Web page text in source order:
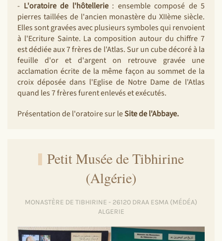
- L'oratoire de l'hôtellerie: ensemble composé de 5
pierres taillées de l'ancien monastère du XIIème siècle.
Elles sont gravées avec plusieurs symboles qui renvoient
à l'Ecriture Sainte. La composition autour du chiffre 7
est dédiée aux 7 frères de l'Atlas. Sur un cube décoré à la
feuille d'or et d'argent on retrouve gravée une
acclamation écrite de la même façon au sommet de la
croix déposée dans l'Eglise de Notre Dame de l'Atlas
quand les 7 frères furent enlevés et exécutés.
Présentation de l'oratoire sur leSite de l'Abbaye.
Petit Musée de Tibhirine
(Algérie)
MONASTÈRE DE TIBHIRINE - 26120 DRAA ESMA (MÉDÉA)
ALGERIE